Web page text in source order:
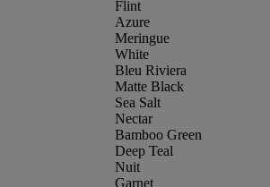
Flint
Azure
Meringue
White
Bleu Riviera
Matte Black
Sea Salt
Nectar
Bamboo Green
Deep Teal
Nuit
Garnet